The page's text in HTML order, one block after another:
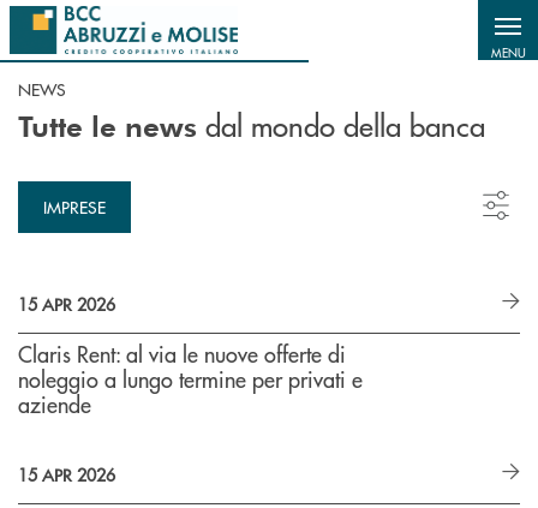
Salta al contenuto principale
MENU
NEWS
Tutte le news dal mondo della banca
IMPRESE
15 APR 2026
Claris Rent: al via le nuove offerte di
noleggio a lungo termine per privati e
aziende
15 APR 2026